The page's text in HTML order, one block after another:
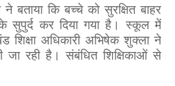
बताया कि बच्चे को सुरक्षित बाहर
सुपुर्द कर दिया गया है। स्कूल में
अधिकारी अभिषेक शुक्ला ने
रही है। संबंधित शिक्षिकाओं से